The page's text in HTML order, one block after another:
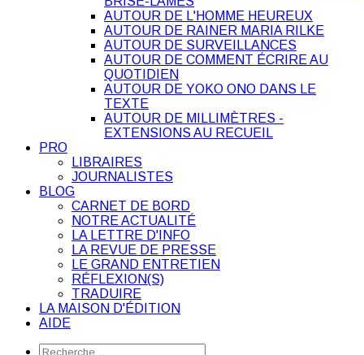
AUTOUR DE L'HOMME HEUREUX
AUTOUR DE RAINER MARIA RILKE
AUTOUR DE SURVEILLANCES
AUTOUR DE COMMENT ÉCRIRE AU
QUOTIDIEN
AUTOUR DE YOKO ONO DANS LE
TEXTE
AUTOUR DE MILLIMÈTRES -
EXTENSIONS AU RECUEIL
PRO
LIBRAIRES
JOURNALISTES
BLOG
CARNET DE BORD
NOTRE ACTUALITÉ
LA LETTRE D'INFO
LA REVUE DE PRESSE
LE GRAND ENTRETIEN
RÉFLEXION(S)
TRADUIRE
LA MAISON D'ÉDITION
AIDE